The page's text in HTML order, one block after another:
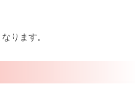
ります。